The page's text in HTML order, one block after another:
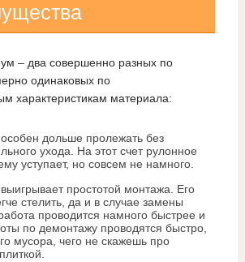
– два совершенно разных по
одинаковых по
характеристикам материала:
дольше пролежать без
ухода. На этот счет рулонное
уступает, но совсем не намного.
простотой монтажа. Его
стелить, да и в случае замены
проводится намного быстрее и
по демонтажу проводятся быстро,
мусора, чего не скажешь про